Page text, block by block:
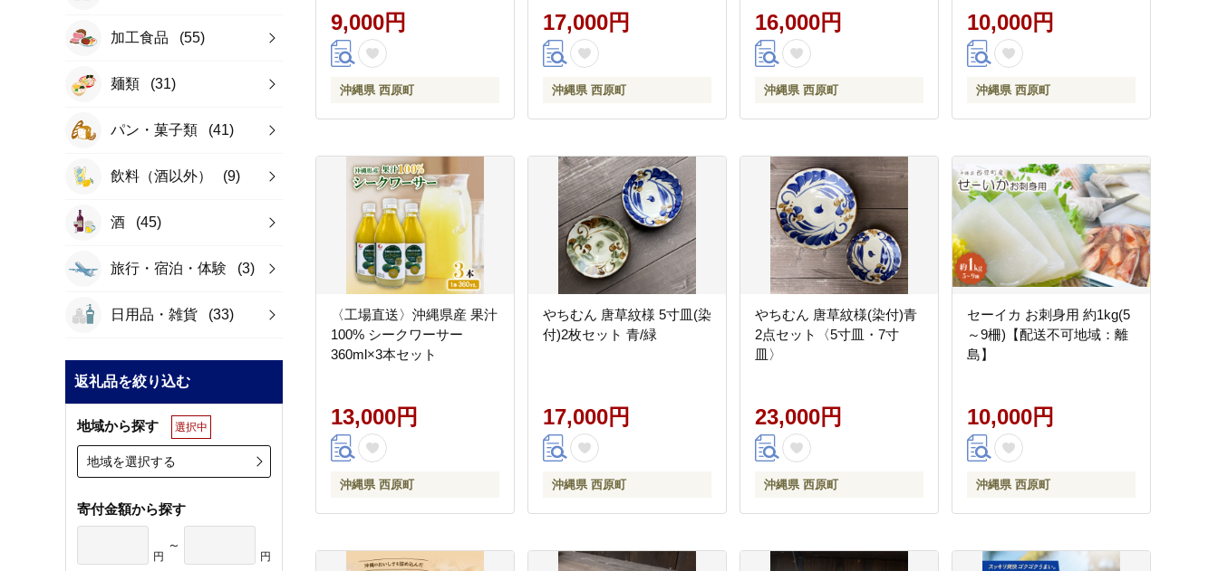
加工食品 (55)
麺類 (31)
パン・菓子類 (41)
飲料（酒以外） (9)
酒 (45)
旅行・宿泊・体験 (3)
日用品・雑貨 (33)
返礼品を絞り込む
地域から探す 選択中
地域を選択する
寄付金額から探す
円
～
円
9,000円
沖縄県 西原町
17,000円
沖縄県 西原町
16,000円
沖縄県 西原町
10,000円
沖縄県 西原町
〈工場直送〉沖縄県産 果汁
100% シークワーサー
360ml×3本セット
13,000円
沖縄県 西原町
やちむん 唐草紋様 5寸皿(染
付)2枚セット 青/緑
17,000円
沖縄県 西原町
やちむん 唐草紋様(染付)青
2点セット〈5寸皿・7寸
皿〉
23,000円
沖縄県 西原町
セーイカ お刺身用 約1kg(5
～9柵)【配送不可地域：離
島】
10,000円
沖縄県 西原町